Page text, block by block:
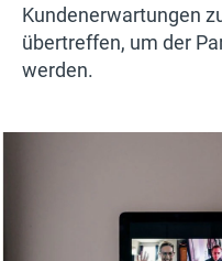
Kundenerwartungen
übertreffen, um der
werden.